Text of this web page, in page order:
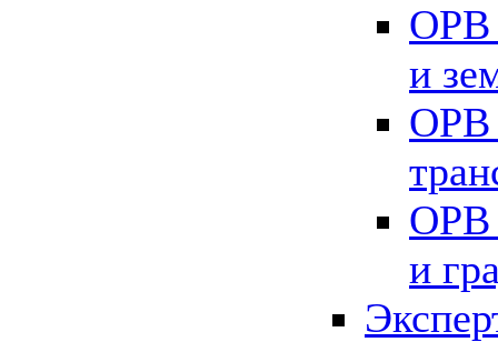
ОРВ
и
ОРВ
ОРВ
и